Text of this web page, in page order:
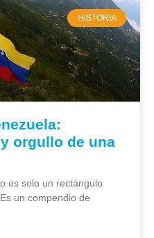
HISTORIA
orgullo de una
es solo un rectángulo
un compendio de